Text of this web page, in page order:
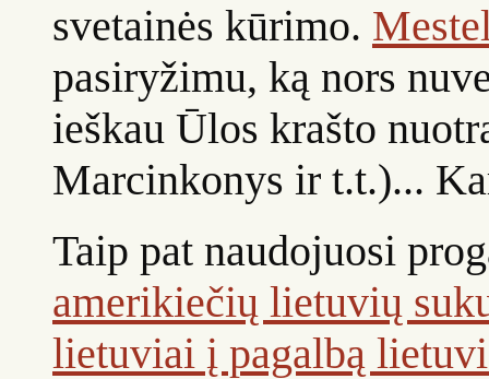
svetainės kūrimo.
pasiryžimu, ką nors
ieškau Ūlos krašto
Marcinkonys ir t.t.)...
Taip pat naudojuosi
amerikiečių lietuvių
lietuviai į pagalbą